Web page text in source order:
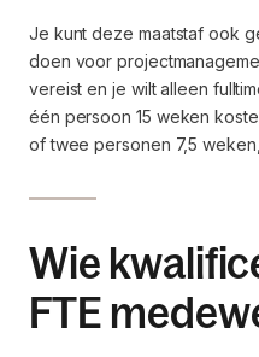
Je kunt deze maatstaf ook
doen voor
vereist en je wilt alleen
één persoon 15 weken
of twee personen 7,5
Wie
FTE